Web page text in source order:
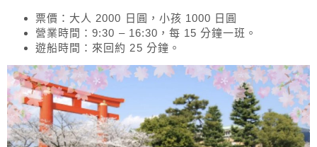
票價：大人 2000 日圓，小孩 1000 日圓
營業時間：9:30 – 16:30，每 15 分鐘一班。
遊船時間：來回約 25 分鐘。